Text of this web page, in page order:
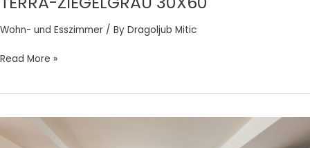
Wohn- und Esszimmer / By Dragoljub Mitic
Read More »
MARRONE